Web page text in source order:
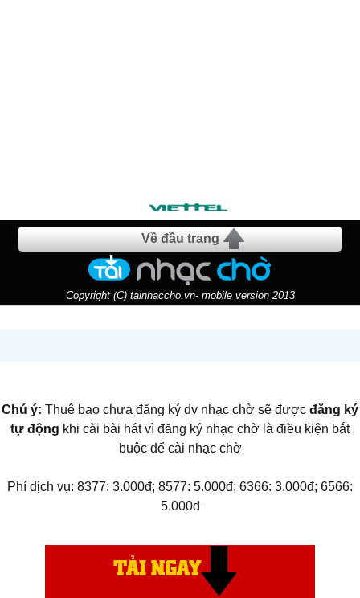
Về đầu trang
Copyright (C) tainhaccho.vn- mobile version 2013
Chú ý: Thuê bao chưa đăng ký dv nhạc chờ sẽ được đăng ký
tự động khi cài bài hát vì đăng ký nhạc chờ là điều kiện bắt
buộc để cài nhạc chờ
Phí dịch vụ: 8377: 3.000đ; 8577: 5.000đ; 6366: 3.000đ; 6566:
5.000đ